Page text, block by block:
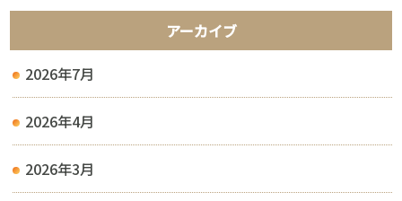
アーカイブ
2026年7月
2026年4月
2026年3月